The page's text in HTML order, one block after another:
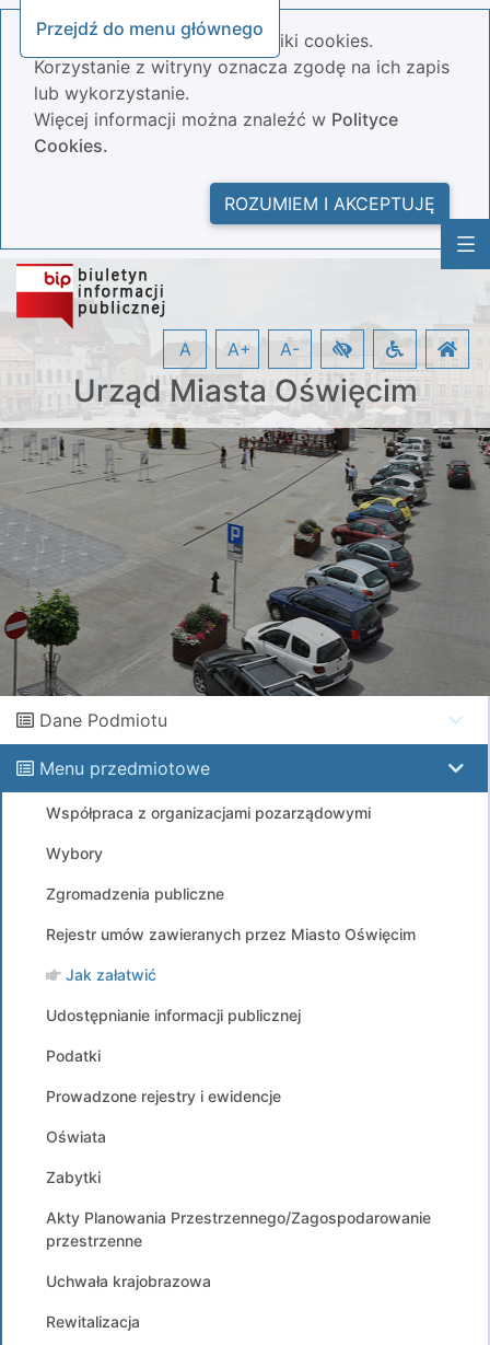
Przejdź do menu głównego
Nasza strona wykorzystuje pliki cookies.
Korzystanie z witryny oznacza zgodę na ich zapis
lub wykorzystanie.
Więcej informacji można znaleźć w Polityce
Cookies.
ROZUMIEM I AKCEPTUJĘ
Urząd Miasta Oświęcim
A A+ A-
Dane Podmiotu
Menu przedmiotowe
Współpraca z organizacjami pozarządowymi
Wybory
Zgromadzenia publiczne
Rejestr umów zawieranych przez Miasto Oświęcim
Jak załatwić
Udostępnianie informacji publicznej
Podatki
Prowadzone rejestry i ewidencje
Oświata
Zabytki
Akty Planowania Przestrzennego/Zagospodarowanie
przestrzenne
Uchwała krajobrazowa
Rewitalizacja